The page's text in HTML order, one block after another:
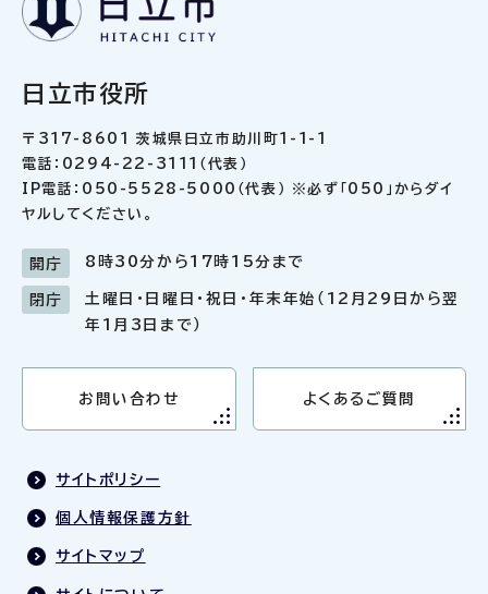
日立市役所
〒317-8601 茨城県日立市助川町1-1-1
電話：0294-22-3111（代表）
IP電話：050-5528-5000（代表） ※必ず「050」からダイ
ヤルしてください。
開庁 8時30分から17時15分まで
閉庁
土曜日・日曜日・祝日・年末年始（12月29日から翌
年1月3日まで）
お問い合わせ よくあるご質問
サイトポリシー
個人情報保護方針
サイトマップ